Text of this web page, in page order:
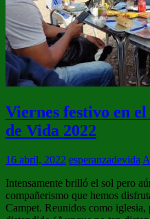
Viernes festivo en
de Vida 2022
16 abril, 2022 esperanzadevida
Intensamente brilló el sol pero
compañerismo que hemos
Campet. Reunidos como